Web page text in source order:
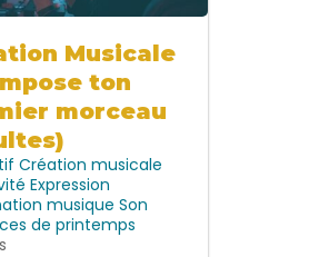
Musicale
ton
morceau
Création musicale
Expression
musique Son
de printemps